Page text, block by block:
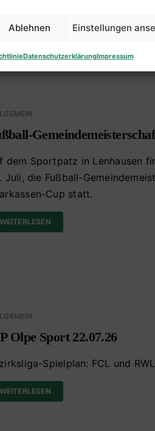
Ablehnen Einstellungen
DatenschutzerklärungImpressum
dem Sportpatz in Lenhausen
Juli, die Fußball-
Cup statt.
WEITERLESEN
Olpe Sport 22.07.26
Spielplan: FCL und
WEITERLESEN